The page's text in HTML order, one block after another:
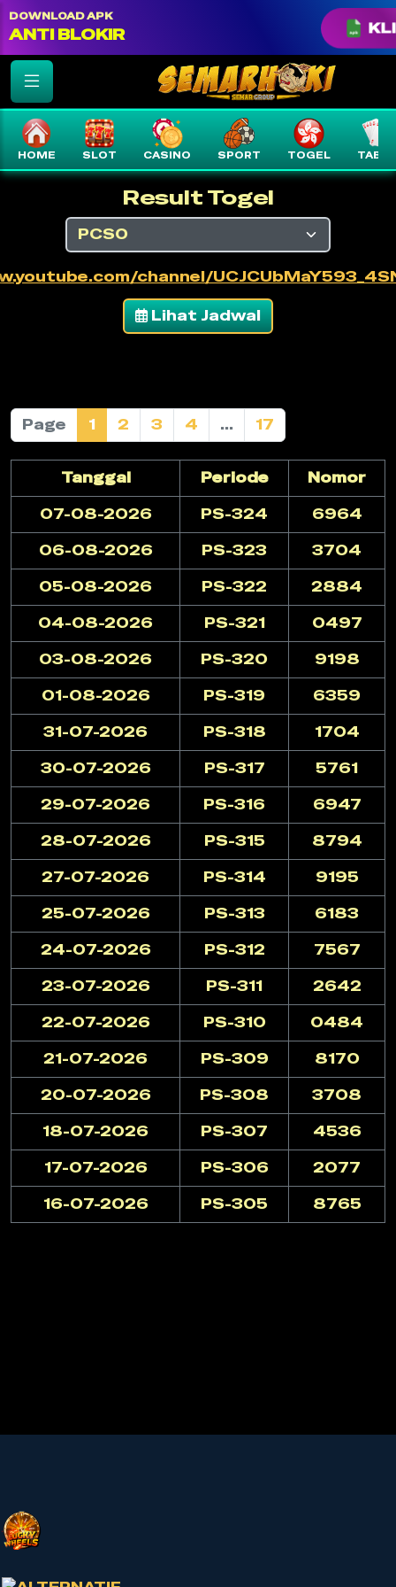
color: var(--text-white) !important;
DOWNLOAD APK
ANTI BLOKIR
HOME SLOT CASINO SPORT TOGEL TABLE
Result Togel
channel/
Lihat Jadwal
Page 1 2 3 4 ... 17
Tanggal Periode
Nomor
07-08-2026
PS-324
6964
06-08-2026
PS-323
3704
05-08-2026
PS-322
2884
04-08-2026
PS-321
0497
03-08-2026
PS-320
9198
01-08-2026
PS-319
6359
31-07-2026
PS-318
1704
30-07-2026
PS-317
5761
29-07-2026
PS-316
6947
28-07-2026
PS-315
8794
27-07-2026
PS-314
9195
25-07-2026
PS-313
6183
24-07-2026
PS-312
7567
23-07-2026
PS-311
2642
22-07-2026
PS-310
0484
21-07-2026
PS-309
8170
20-07-2026
PS-308
3708
18-07-2026
PS-307
4536
17-07-2026
PS-306
2077
16-07-2026
PS-305 8765